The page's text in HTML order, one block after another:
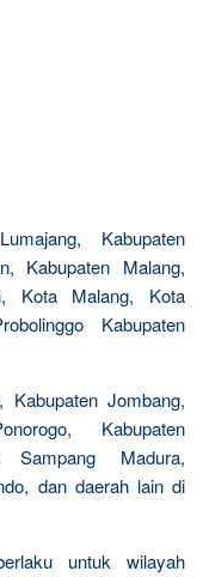
Kabupaten
Kabupaten Malang,
Kota Malang, Kota
Kabupaten
Kabupaten Jombang,
Kabupaten
Sampang Madura,
dan daerah lain di
untuk wilayah